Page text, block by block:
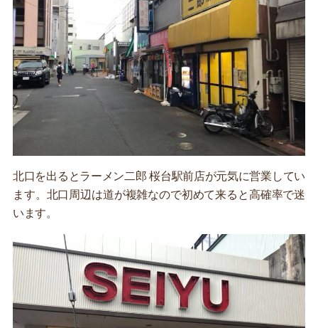
北口を出るとラーメン二郎 桜台駅前店が元気に営業してい
ます。北口周辺は道が複雑なので初めて来ると高確率で迷
います。